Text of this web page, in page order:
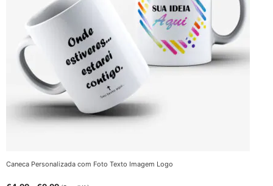
Caneca Personalizada com Foto Texto Imagem Logo